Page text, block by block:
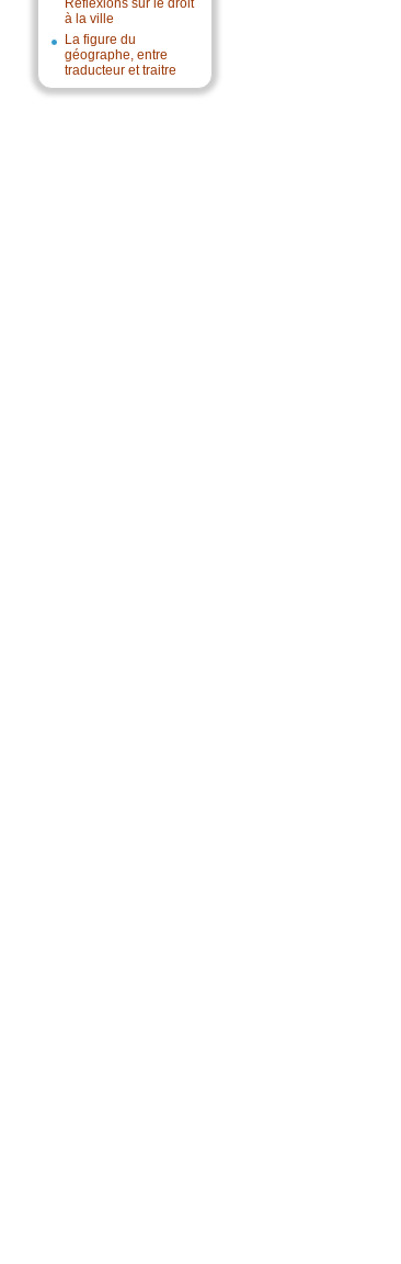
Réflexions sur le droit
à la ville
La figure du
géographe, entre
traducteur et traitre